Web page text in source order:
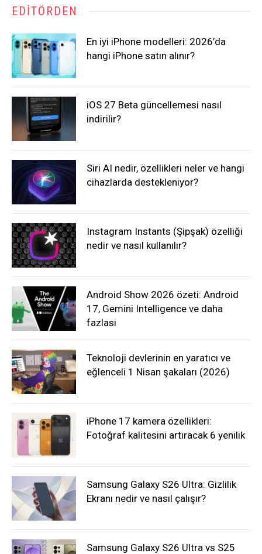
EDITÖRDEN
En iyi iPhone modelleri: 2026’da
hangi iPhone satın alınır?
iOS 27 Beta güncellemesi nasıl
indirilir?
Siri AI nedir, özellikleri neler ve hangi
cihazlarda destekleniyor?
Instagram Instants (Şipşak) özelliği
nedir ve nasıl kullanılır?
Android Show 2026 özeti: Android
17, Gemini Intelligence ve daha
fazlası
Teknoloji devlerinin en yaratıcı ve
eğlenceli 1 Nisan şakaları (2026)
iPhone 17 kamera özellikleri:
Fotoğraf kalitesini artıracak 6 yenilik
Samsung Galaxy S26 Ultra: Gizlilik
Ekranı nedir ve nasıl çalışır?
Samsung Galaxy S26 Ultra vs S25